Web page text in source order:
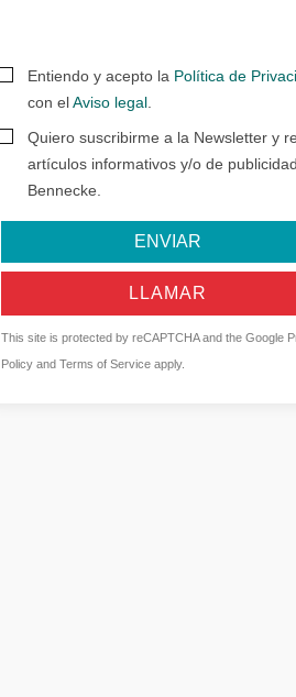
Entiendo y acepto la Política de
con elAviso legal
Quiero suscribirme a la Newsletter y
artículos informativos y/o de
Bennecke.
ENVIAR
LLAMAR
This site is protected by reCAPTCHA and the Google
Policy andTerms of Service apply.